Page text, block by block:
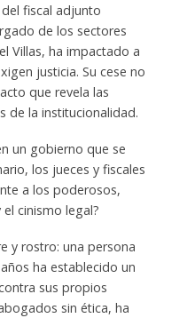
fiscal adjunto
de los sectores
Villas, ha impactado a
justicia. Su cese no
que revela las
de la institucionalidad.
un gobierno que se
los jueces y fiscales
a los poderosos,
cinismo legal?
y rostro: una persona
ha establecido un
sus propios
sin ética, ha